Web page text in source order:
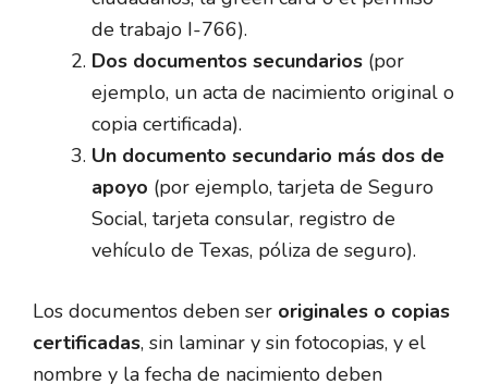
de trabajo I-766).
Dos documentos secundarios (por
ejemplo, un acta de nacimiento original o
copia certificada).
Un documento secundario más dos de
apoyo (por ejemplo, tarjeta de Seguro
Social, tarjeta consular, registro de
vehículo de Texas, póliza de seguro).
Los documentos deben ser originales o copias
certificadas, sin laminar y sin fotocopias, y el
nombre y la fecha de nacimiento deben